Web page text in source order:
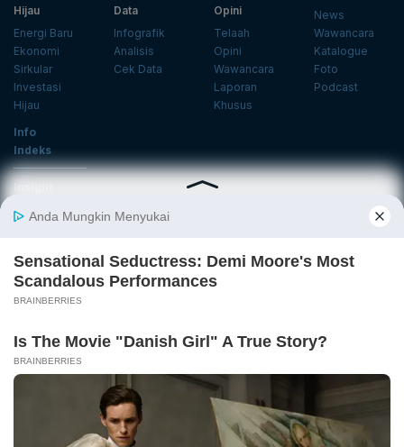
Hijau
Energi Baru
Ekonomi
Sirkular
Investasi
Hijau
Data
Infografik
Analisis
Cek Data
Opini
Telaah
Opini
Wawancara
Laporan
Khusus
News
Wawancara
Katalogue
Foto
Podcast
Info
Indeks
Databoks
KatadataOto
Email
Ikuti Kami